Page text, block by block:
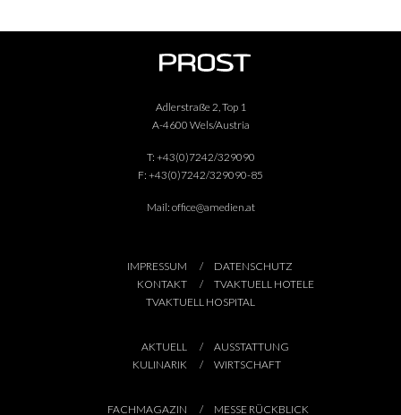
Adlerstraße 2, Top 1
A-4600 Wels/Austria
T: +43(0)7242/329090
F: +43(0)7242/329090-85
Mail: office@amedien.at
IMPRESSUM
DATENSCHUTZ
KONTAKT
TVAKTUELL HOTELE
TVAKTUELL HOSPITAL
AKTUELL
AUSSTATTUNG
KULINARIK
WIRTSCHAFT
FACHMAGAZIN
MESSE RÜCKBLICK